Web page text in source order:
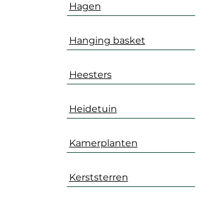
Hagen
Hanging basket
Heesters
Heidetuin
Kamerplanten
Kerststerren